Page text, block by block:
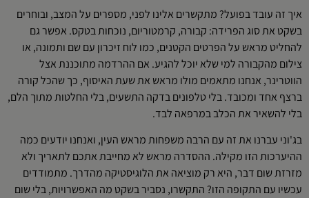
איך זה עובד בפועל? מתקשרים אלינו לפני, מספרים על המצב, ובוחרים
בשקט את סוג הפרידה: קבורה, קרמטוריום, נוכחות בטקס. אפשר גם
להחליט מראש על הפרטים הקטנים, כמו לוח זיכרון עם שם ותמונה, או
צילום מהקבורה למי שלא יוכל להגיע. אם ההרדמה מתוכננת אצל
הווטרינר, אנחנו מתאמים מולו מראש את שעת האיסוף, כך שהכל קורה
ברצף אחד ומכובד. בלי טלפונים בדקה התשעים, בלי החלטות מתוך הלם,
בלי להשאיר את הכלב במרפאה לבד.
בג'וני עברנו את זה עם הרבה משפחות מראש העין, ואנחנו יודעים כמה
ההיערכות הזו מקילה. ההסדרה מראש לא מחייבת אתכם לתאריך ולא
מזרזת שום דבר, היא רק מוציאה את הלוגיסטיקה מהדרך. מתמודדים
עכשיו עם התקופה הזו? התקשרו, נסביר בשקט מה האפשרויות, בלי שום